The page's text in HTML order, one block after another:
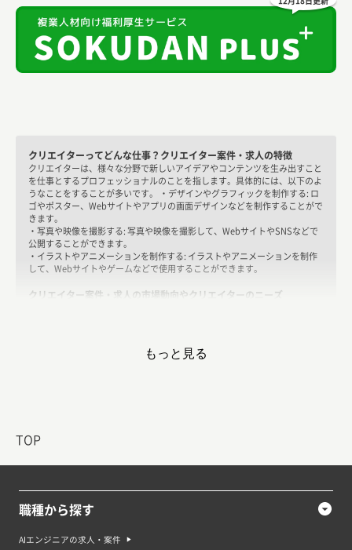
TOP
クリエイターってどんな仕事？クリエイター案件・求人の特徴
クリエイターは、様々な分野で新しいアイデアやコンテンツを生み出すこと
を仕事とするプロフェッショナルのことを指します。具体的には、以下のよ
うなことをすることが多いです。 ・デザインやグラフィックを制作する: ロ
ゴやポスター、Webサイトやアプリの画面デザインなどを制作することがで
きます。
・写真や映像を撮影する: 写真や映像を撮影して、WebサイトやSNSなどで
公開することができます。
・イラストやアニメーションを制作する: イラストやアニメーションを制作
して、Webサイトやゲームなどで使用することができます。
クリエイター案件・求人の市場動向やクリエイターのニーズ
高まっています。 アイデアや創造力が求められる: クリエイターとして働く
場合は、新しいアイデアやコンテンツを生み出すためのアイデアや創造力が
クリエイターの案件や求人で求められるスキルについて、以下のような点が
挙げられます。
・コミュニケーション能力: クリエイターとして働く場合は、クライアント
す。
もっと見る
職種から探す
AIエンジニアの求人・案件